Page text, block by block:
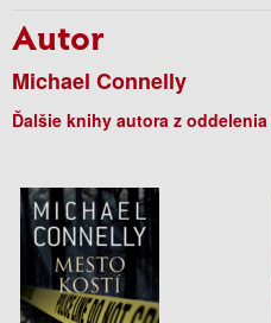
Autor
Michael Connelly
Ďalšie knihy autora z oddelenia